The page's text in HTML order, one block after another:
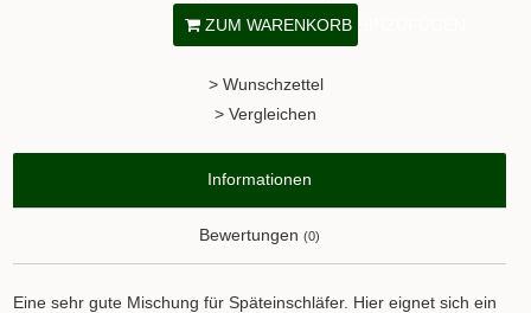
ZUM WARENKORB HINZUFÜGEN
> Wunschzettel
> Vergleichen
Informationen
Bewertungen (0)
Eine sehr gute Mischung für Späteinschläfer. Hier eignet sich ein